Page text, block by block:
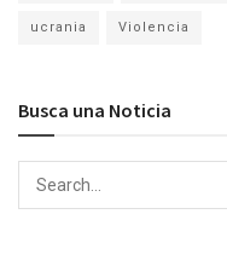
ucrania Violencia
Busca una Noticia